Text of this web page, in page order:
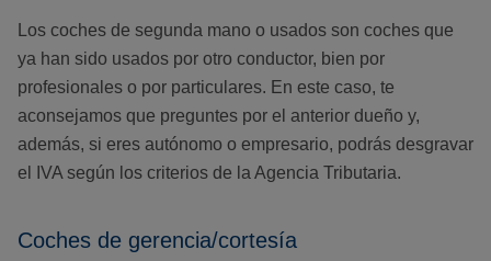
Los coches de segunda mano o usados son coches que
ya han sido usados por otro conductor, bien por
profesionales o por particulares. En este caso, te
aconsejamos que preguntes por el anterior dueño y,
además, si eres autónomo o empresario, podrás desgravar
el IVA según los criterios de la Agencia Tributaria.
Coches de gerencia/cortesía